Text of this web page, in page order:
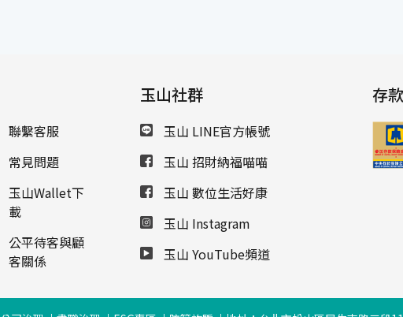
山銀行為湖西國小的孩子圓夢，如童話世界一
般夢幻的閱讀空間，不僅孩子們喜歡，家長跟
社區的居民也迫不及待想進去圖書館閱讀!未來
會結合家庭與社區的力量共同營造，讓閱讀的
種子蔓延到湖西地區每個角落。」中興國小陳
智賢校長也說到，「感謝玉山銀行建置軟硬體
資源，持續提供經費支應電費及購置新書。相
信玉山圖書館會是一個很棒的閱讀推動平台，
讓更多有趣的、活潑的閱讀活動陸續在此展
開，落實閱讀成為孩子的生活日常。」 「玉山
黃金種子計畫」自2007年底開始啟動的，是由
東」、「強化董事
訊透明度」及「落
項指標。本次有
公司，共計1,554家
較，本屆上市公司
新進榜，比率為33%。 玉山金控在
聯繫客服
常見問題
玉山Wallet下
載
公平待客與顧
客關係
玉山社群
玉山 LINE官方帳號
玉山 招財納福喵喵
玉山 數位生活好康
玉山 Instagram
玉山 YouTube頻道
存